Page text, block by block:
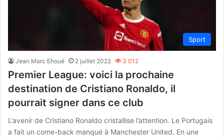
Sport
Jean Marc Ehoué 2 juillet 2022 3 012
Premier League: voici la prochaine
destination de Cristiano Ronaldo, il
pourrait signer dans ce club
L’avenir de Cristiano Ronaldo cristallise l’attention. Le Portugais
a fait un come-back manqué à Manchester United. En une